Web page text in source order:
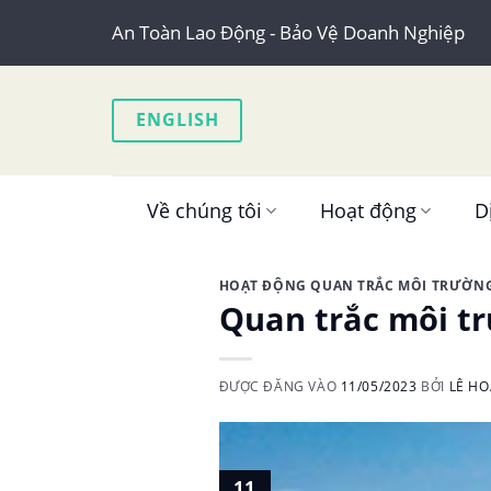
content
An Toàn Lao Động - Bảo Vệ Doanh Nghiệp
ENGLISH
Về chúng tôi Hoạt động
HOẠT ĐỘNG QUAN TRẮC MÔI
Quan trắc môi
ĐƯỢC ĐĂNG VÀO 11/05/2023 BỞI LÊ